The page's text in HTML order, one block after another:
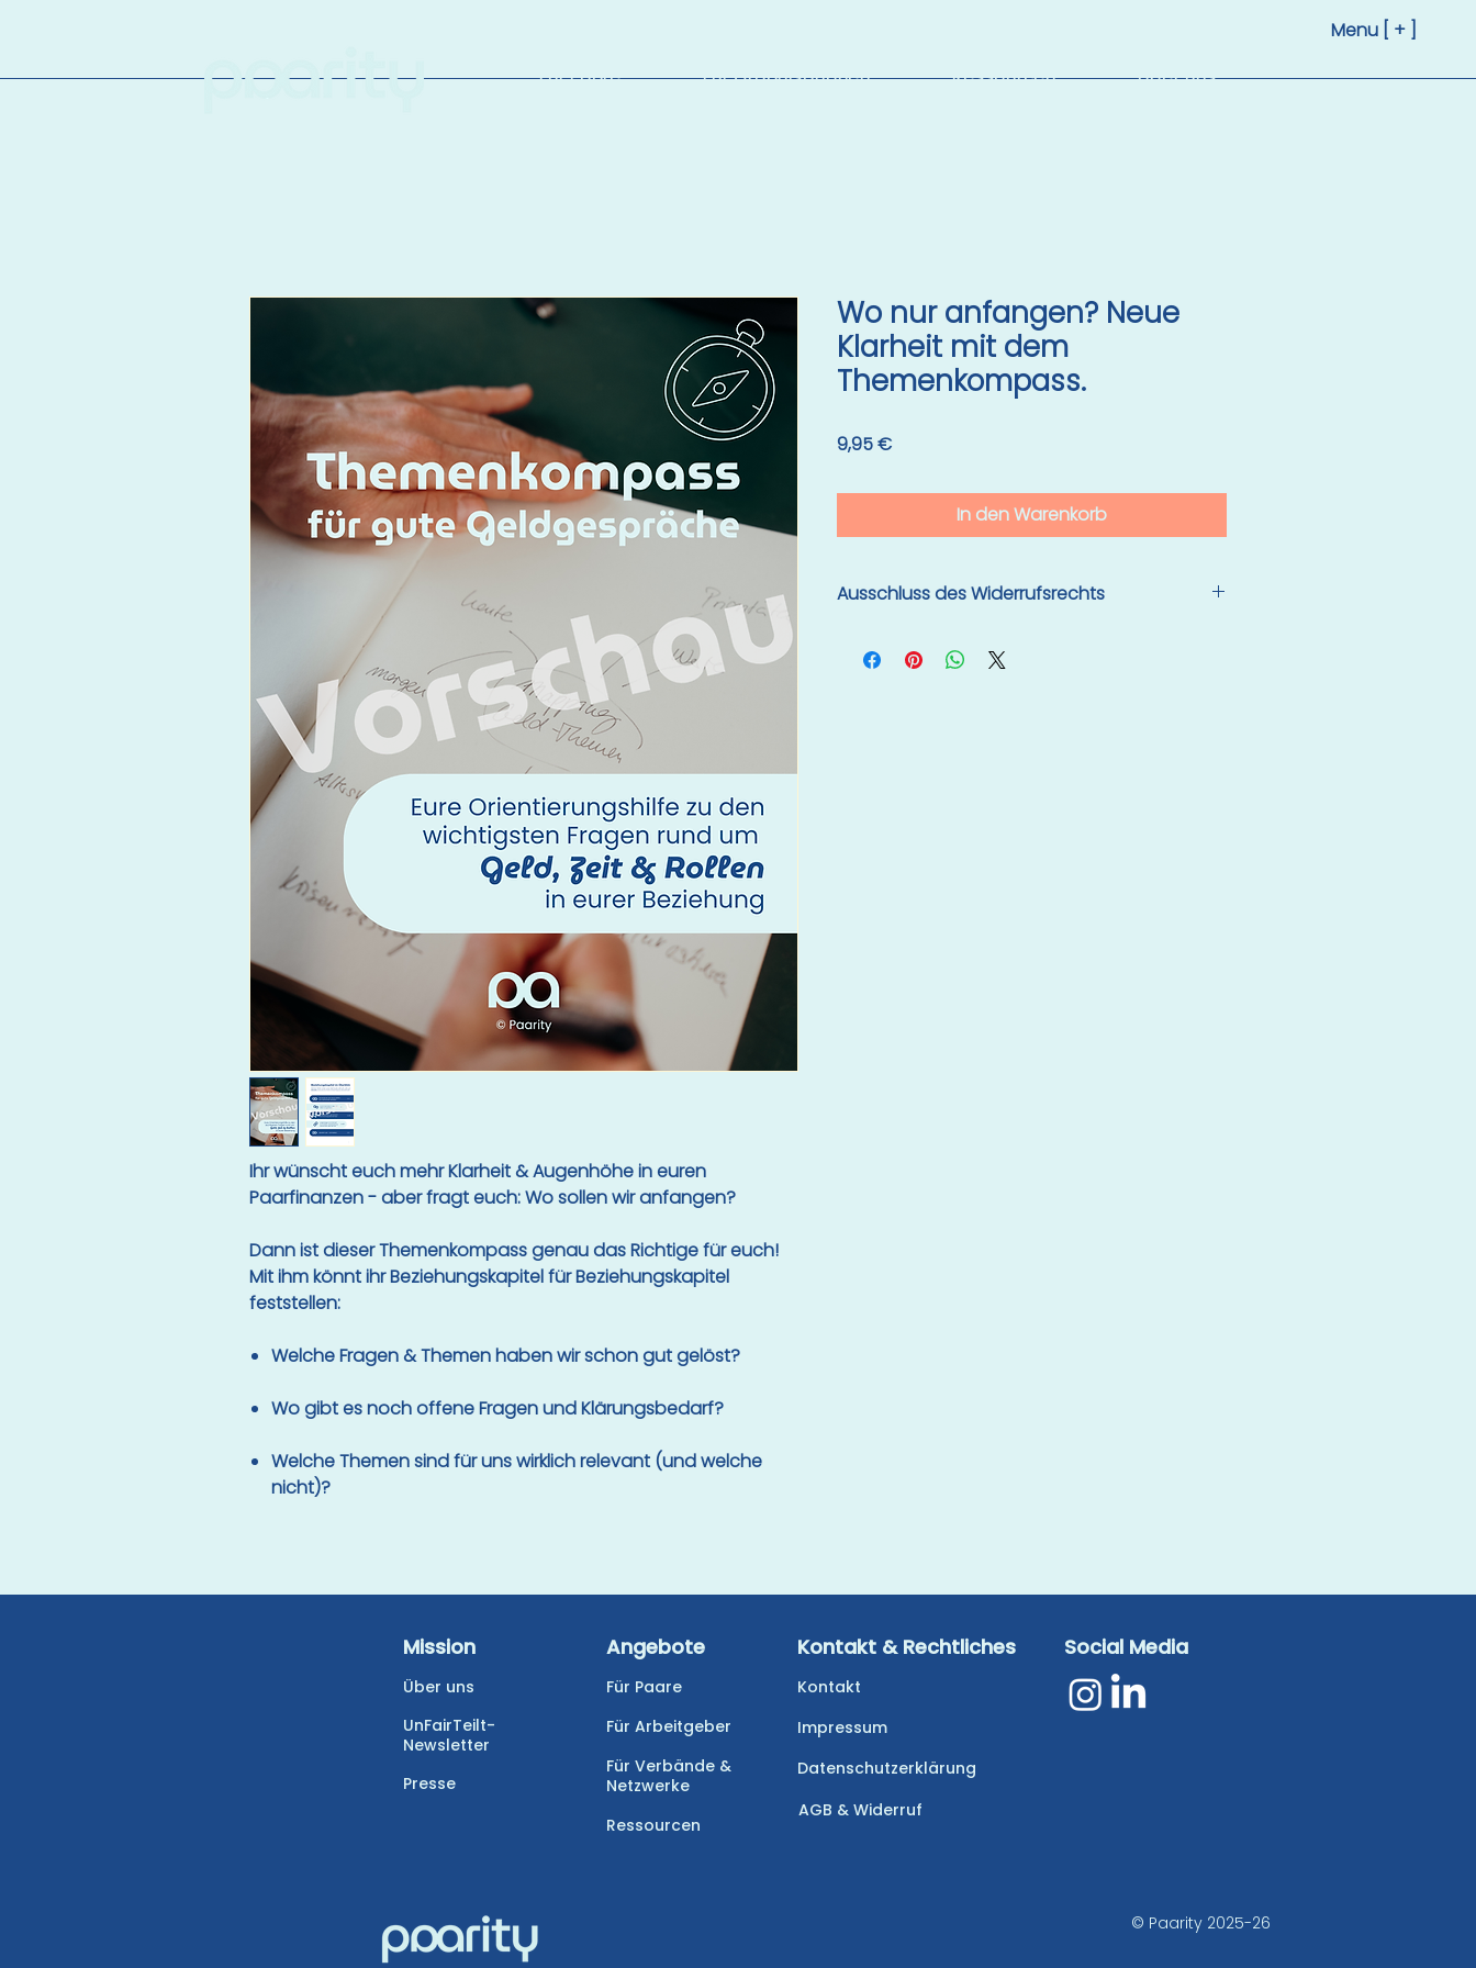
Menu [ + ]
Für Paare Für Organisationen Ressourcen Über uns
Ihr wünscht euch mehr Klarheit & Augenhöhe in euren
Paarfinanzen - aber fragt euch: Wo sollen wir anfangen?
Dann ist dieser Themenkompass genau das Richtige für euch!
Mit ihm könnt ihr Beziehungskapitel für Beziehungskapitel
feststellen:
Welche Fragen & Themen haben wir schon gut gelöst?
Wo gibt es noch offene Fragen und Klärungsbedarf?
Welche Themen sind für uns wirklich relevant (und welche
nicht)?​
Wo nur anfangen? Neue
Klarheit mit dem
Themenkompass.
9,95 €Preis
In den Warenkorb
Ausschluss des Widerrufsrechts
wenn die Ausführung des Vertrags vor Ablauf der
Mission
Über uns
UnFairTeilt-
Newsletter
Presse
Angebote Kontakt & Rechtliches
Kontakt
Impressum
Datenschutzerklärung
AGB & Widerruf
Für Paare
Für Arbeitgeber
Für Verbände &
Netzwerke
Ressourcen
Social Media
© Paarity 2025-26